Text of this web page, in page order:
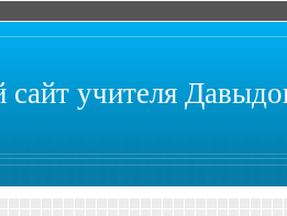
сайт учителя